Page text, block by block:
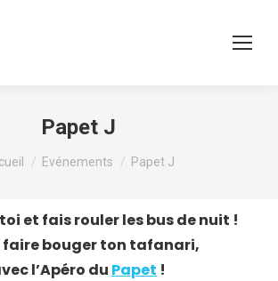
Papet J
êtes ici :
Evénements Papet J
et fais rouler les bus de nuit !
faire bouger ton tafanari,
l’Apéro du Papet !